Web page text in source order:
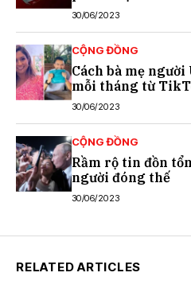
30/06/2023
CỘNG ĐỒNG
Cách bà mẹ người
mỗi tháng từ
30/06/2023
CỘNG ĐỒNG
Rầm rộ tin đồn
người đóng thế
30/06/2023
RELATED ARTICLES